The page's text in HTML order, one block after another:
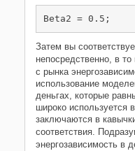
Beta2 = 0.5;
Затем вы
непосредственно, в то
с рынка
использование
деньгах, которые
широко используется
заключаются в
соответствия.
энергозависимость в